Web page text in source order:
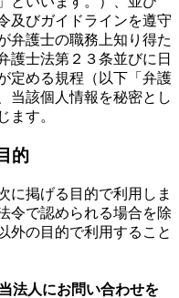
及びガイドラインを遵守
弁護士の職務上知り得た
護士法第２３条並びに日
定める規程（以下「弁護
当該個人情報を秘密とし
ます。
的
に掲げる目的で利用しま
令で認められる場合を除
外の目的で利用すること
法人にお問い合わせを